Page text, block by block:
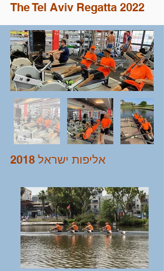
The Tel Aviv Regatta 2022
אליפות ישראל 2018